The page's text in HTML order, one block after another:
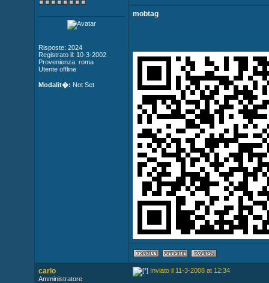
Risposte: 2024
Registrato il: 10-3-2002
Provenienza: roma
Utente offline
Modalit�: Not Set
mobtag
carlo
Amministratore
Inviato il 11-3-2008 at 12:34